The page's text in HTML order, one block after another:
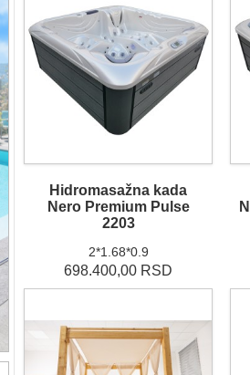
Hidromasažna kada
Nero Premium Pulse
2203
2*1.68*0.9
698.400,00 RSD